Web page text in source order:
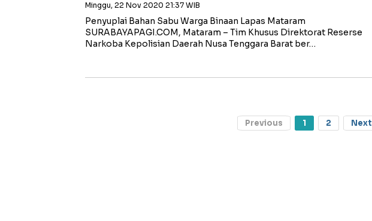
Minggu, 22 Nov 2020 21:37 WIB
Penyuplai Bahan Sabu Warga Binaan Lapas Mataram
SURABAYAPAGI.COM, Mataram – Tim Khusus Direktorat Reserse
Narkoba Kepolisian Daerah Nusa Tenggara Barat ber…
Previous 1 2 Next